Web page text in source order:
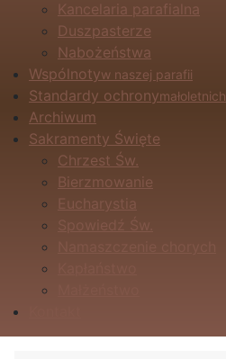
Kancelaria parafialna
Duszpasterze
Nabożeństwa
Wspólnotyw naszej parafii
Standardy ochronymałoletnich
Archiwum
Sakramenty Święte
Chrzest Św.
Bierzmowanie
Eucharystia